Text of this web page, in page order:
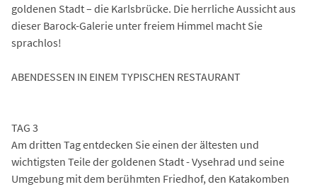
goldenen Stadt – die Karlsbrücke. Die herrliche Aussicht aus
dieser Barock-Galerie unter freiem Himmel macht Sie
sprachlos!
ABENDESSEN IN EINEM TYPISCHEN RESTAURANT
TAG 3
Am dritten Tag entdecken Sie einen der ältesten und
wichtigsten Teile der goldenen Stadt - Vysehrad und seine
Umgebung mit dem berühmten Friedhof, den Katakomben